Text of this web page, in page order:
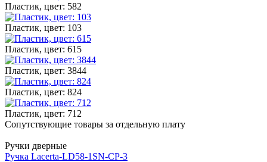
Пластик, цвет: 582
Пластик, цвет: 103
Пластик, цвет: 615
Пластик, цвет: 3844
Пластик, цвет: 824
Пластик, цвет: 712
Сопутствующие товары за отдельную плату
Ручки дверные
Ручка Lacerta-LD58-1SN-CP-3